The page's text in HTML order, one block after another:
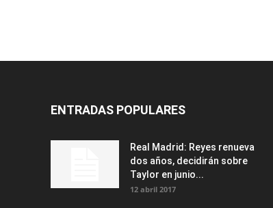
ENTRADAS POPULARES
Real Madrid: Reyes renueva
dos años, decidirán sobre
Taylor en junio...
12 abril 2017